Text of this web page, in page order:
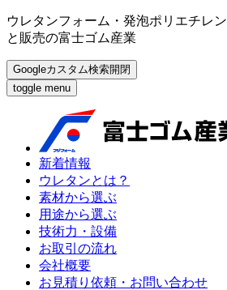
ウレタンフォーム・発泡ポリエチレ
と販売の富士ゴム産業
Googleカスタム検索開閉
toggle menu
新着情報
ウレタンとは？
素材から選ぶ
用途から選ぶ
技術力・設備
お取引の流れ
会社概要
お見積り依頼・お問い合わせ